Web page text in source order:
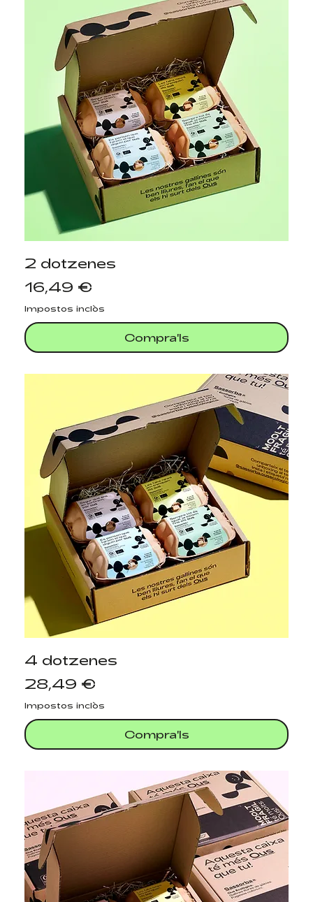
2 dotzenes
Preu
16,49 €
Impostos inclòs
Compra'ls
4 dotzenes
Preu
28,49 €
Impostos inclòs
Compra'ls